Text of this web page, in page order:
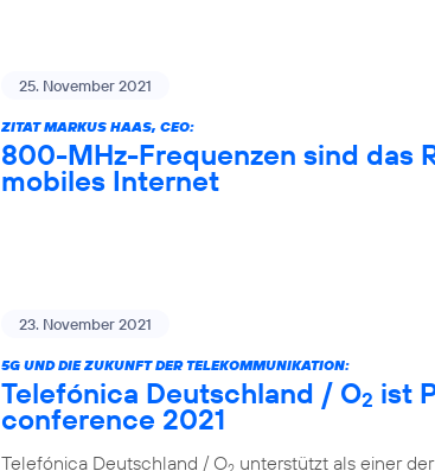
25. November 2021
ZITAT MARKUS HAAS, CEO:
800-MHz-Frequenzen sind das
mobiles Internet
23. November 2021
5G UND DIE ZUKUNFT DER TELEKOMMUNIKATION:
Telefónica Deutschland / O2 ist
conference 2021
Telefónica Deutschland / O unterstützt als einer